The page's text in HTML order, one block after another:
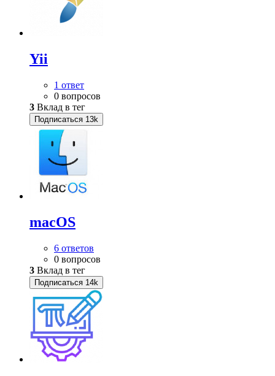
Yii
1 ответ
0 вопросов
3 Вклад в тег
Подписаться 13k
macOS
6 ответов
0 вопросов
3 Вклад в тег
Подписаться 14k